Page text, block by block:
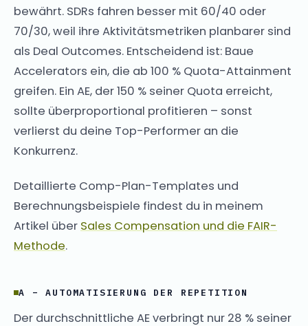
bewährt. SDRs fahren besser mit 60/40 oder
70/30, weil ihre Aktivitätsmetriken planbarer sind
als Deal Outcomes. Entscheidend ist: Baue
Accelerators ein, die ab 100 % Quota-Attainment
greifen. Ein AE, der 150 % seiner Quota erreicht,
sollte überproportional profitieren – sonst
verlierst du deine Top-Performer an die
Konkurrenz.
Detaillierte Comp-Plan-Templates und
Berechnungsbeispiele findest du in meinem
Artikel über Sales Compensation und die FAIR-
Methode.
A – AUTOMATISIERUNG DER REPETITION
Der durchschnittliche AE verbringt nur 28 % seiner